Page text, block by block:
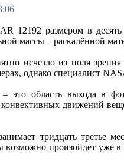
12192 размером в
массы – раскалённой
исчезло из поля
однако специалист
это область выхода в
движений
тридцать третье
возможно произойдет уже